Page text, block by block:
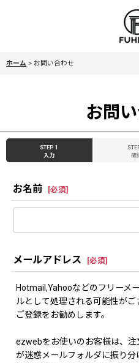
ホーム > お問い合わせ
お問
STEP 1
入力
確
お名前 [必須]
メールアドレス [必須]
Hotmail,Yahooなどのフリーメ
ルとして処理される可能性が
ご登録をお勧めします。
ezwebをお使いのお客様は、
が迷惑メールフォルダに振り